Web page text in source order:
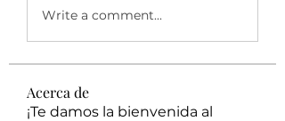
Write a comment...
Acerca de
¡Te damos la bienvenida al